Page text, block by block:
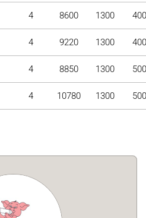
4 8600 1300 400
4 9220 1300 400
4 8850 1300 500
4 10780 1300 500